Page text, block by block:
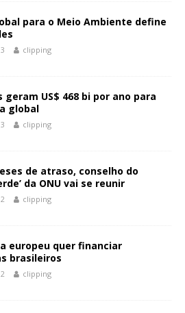
para o Meio Ambiente define
clipping
geram US$ 468 bi por ano para
global
clipping
de atraso, conselho do
da ONU vai se reunir
clipping
europeu quer financiar
brasileiros
clipping